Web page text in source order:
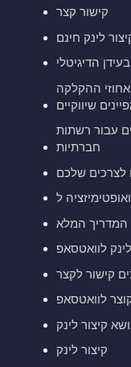
קישור קצר
לינק חינם
אחוזי ההקלקה
עבור רשתות
חברתיות
המדריך המלא
לוואטסאפ
קישור לקצר
קיצור לינק
קיצור לינק